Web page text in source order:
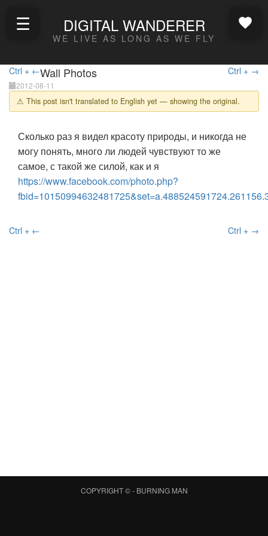
DIGITAL WANDERER
WE LIVE AS LONG AS WE FLY
☰
Ctrl + ← Ctrl + →
Wall Photos
2012-08-11
⚠ This post isn't translated to English yet — showing the original.
Сколько раз я видел красоту природы, и никогда не
могу понять, много ли людей чувствуют то же
самое, с такой же силой, как и я
https://www.facebook.com/photo.php?
Ctrl + ← Ctrl + →
COPYRIGHT © - BURNING MAN